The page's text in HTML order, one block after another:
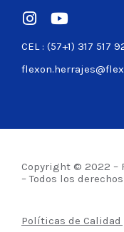
CEL : (57+1) 317 517
Copyright © 2022 –
– Todos los
Políticas de Calidad